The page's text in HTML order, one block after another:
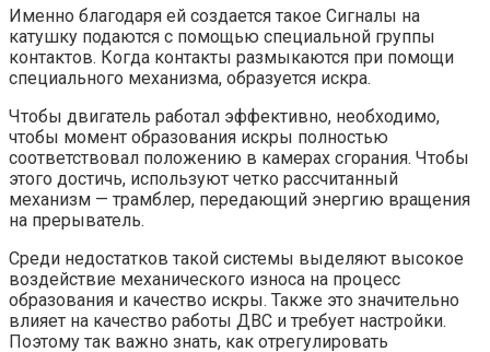
Именно благодаря ей создается такое Сигналы на
катушку подаются с помощью специальной группы
контактов. Когда контакты размыкаются при помощи
специального механизма, образуется искра.
Чтобы двигатель работал эффективно, необходимо,
чтобы момент образования искры полностью
соответствовал положению в камерах сгорания. Чтобы
этого достичь, используют четко рассчитанный
механизм — трамблер, передающий энергию вращения
на прерыватель.
Среди недостатков такой системы выделяют высокое
воздействие механического износа на процесс
образования и качество искры. Также это значительно
влияет на качество работы ДВС и требует настройки.
Поэтому так важно знать, как отрегулировать